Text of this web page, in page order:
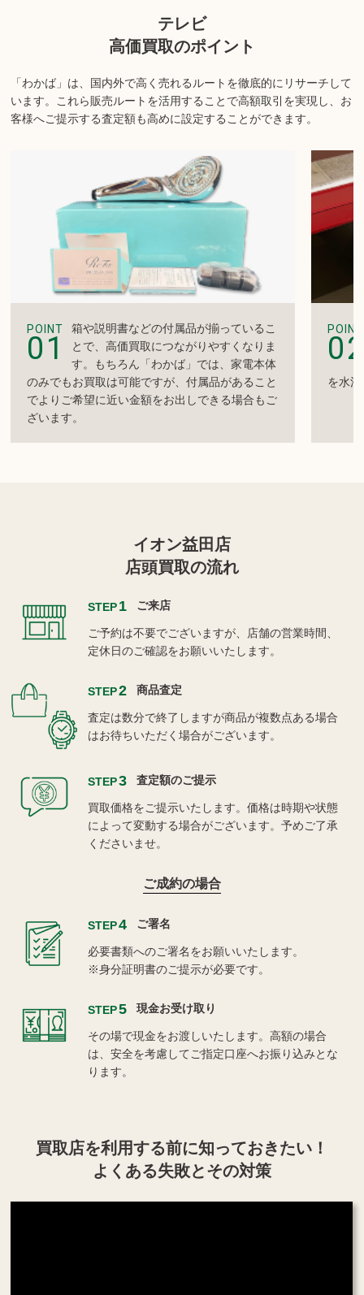
す。詳しくは店舗までお問い合わせください。
テレビ
高価買取のポイント
「わかば」は、国内外で高く売れるルートを徹底的にリサーチして
います。 これら販売ルートを活用することで高額取引を実現し、お
客様へご提示する査定額も高めに設定することができます。
POINT
01
箱や説明書などの付属品が揃っているこ
とで、高価買取につながりやすくなりま
す。もちろん「わかば」では、家電本体
のみでもお買取は可能ですが、付属品があること
でよりご希望に近い金額をお出しできる場合もご
ざいます。
POINT
を水
イオン益田店
店頭買取の流れ
STEP1 ご来店
ご予約は不要でございますが、店舗の営業時間、
定休日のご確認をお願いいたします。
STEP2 商品査定
査定は数分で終了しますが商品が複数点ある場合
はお待ちいただく場合がございます。
STEP3 査定額のご提示
買取価格をご提示いたします。価格は時期や状態
によって変動する場合がございます。予めご了承
くださいませ。
ご成約の場合
STEP4 ご署名
必要書類へのご署名をお願いいたします。
※身分証明書のご提示が必要です。
STEP5 現金お受け取り
その場で現金をお渡しいたします。高額の場合
は、安全を考慮してご指定口座へお振り込みとな
ります。
買取店を利用する前に知っておきたい！
よくある失敗とその対策